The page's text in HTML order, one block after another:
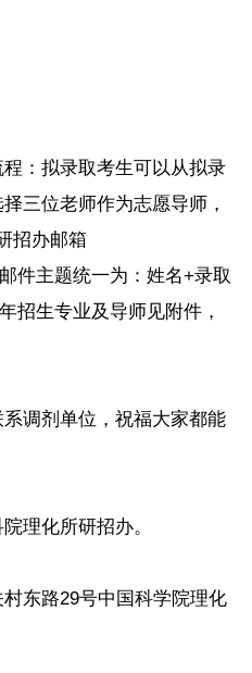
：拟录取考生可以从拟录
三位老师作为志愿导师，
招办邮箱
件主题统一为：姓名+录取
招生专业及导师见附件，
调剂单位，祝福大家都能
化所研招办。
路29号中国科学院理化